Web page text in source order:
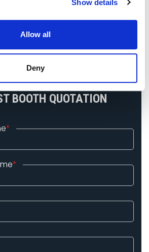
Show details
Allow all
Deny
die Körpersprache der
Und der Vorteil des sofortigen
bei der
helfen kann, je nach den
BOOTH QUOTATION
*
*